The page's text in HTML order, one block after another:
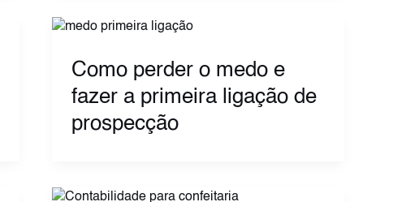
Como perder o medo e
fazer a primeira ligação de
prospecção